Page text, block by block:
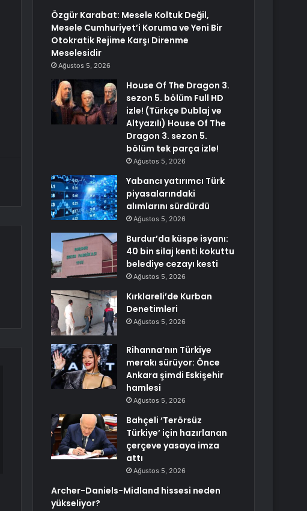
Özgür Karabat: Mesele Koltuk Değil,
Mesele Cumhuriyet’i Koruma ve Yeni Bir
Otokratik Rejime Karşı Direnme
Meselesidir
Ağustos 5, 2026
House Of The Dragon 3.
sezon 5. bölüm Full HD
izle! (Türkçe Dublaj ve
Altyazılı) House Of The
Dragon 3. sezon 5.
bölüm tek parça izle!
Ağustos 5, 2026
Yabancı yatırımcı Türk
piyasalarındaki
alımlarını sürdürdü
Ağustos 5, 2026
Burdur’da küspe isyanı:
40 bin silaj kenti kokuttu
belediye cezayı kesti
Ağustos 5, 2026
Kırklareli’de Kurban
Denetimleri
Ağustos 5, 2026
Rihanna’nın Türkiye
merakı sürüyor: Önce
Ankara şimdi Eskişehir
hamlesi
Ağustos 5, 2026
Bahçeli ‘Terörsüz
Türkiye’ için hazırlanan
çerçeve yasaya imza
attı
Ağustos 5, 2026
Archer-Daniels-Midland hissesi neden
yükseliyor?